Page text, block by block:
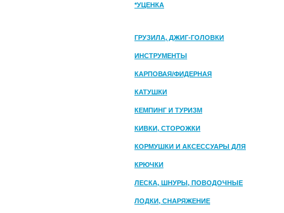
*УЦЕНКА
ГРУЗИЛА, ДЖИГ-ГОЛОВКИ
ИНСТРУМЕНТЫ
КАРПОВАЯ/ФИДЕРНАЯ
КАТУШКИ
КЕМПИНГ И ТУРИЗМ
КИВКИ, СТОРОЖКИ
КОРМУШКИ И АКСЕССУАРЫ ДЛЯ
ПРИКОРМКИ
КРЮЧКИ
ЛЕСКА, ШНУРЫ, ПОВОДОЧНЫЕ
МАТЕРИАЛЫ
ЛОДКИ, СНАРЯЖЕНИЕ